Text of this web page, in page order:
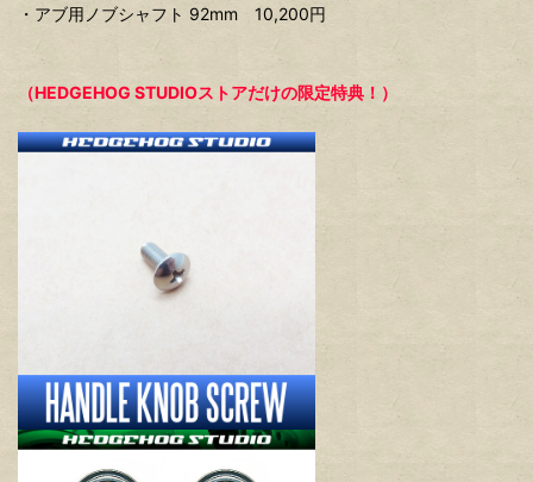
・アブ用ノブシャフト 92mm 10,200円
（HEDGEHOG STUDIOストアだけの限定特典！）